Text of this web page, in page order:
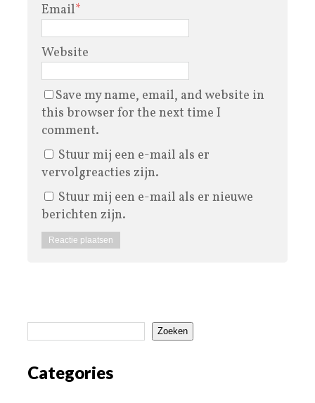
Email*
Website
Save my name, email, and website in
this browser for the next time I
comment.
Stuur mij een e-mail als er
vervolgreacties zijn.
Stuur mij een e-mail als er nieuwe
berichten zijn.
Zoeken
Categories